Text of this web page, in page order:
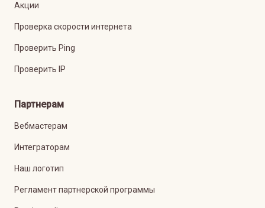
Акции
Проверка скорости интернета
Проверить Ping
Проверить IP
Партнерам
Вебмастерам
Интеграторам
Наш логотип
Регламент партнерской программы